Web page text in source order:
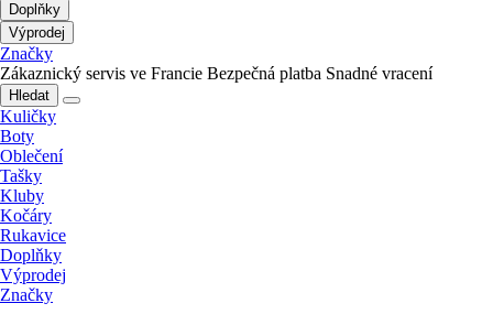
Doplňky
Výprodej
Značky
Zákaznický servis ve Francie Bezpečná platba Snadné vracení
Hledat
Kuličky
Boty
Oblečení
Tašky
Kluby
Kočáry
Rukavice
Doplňky
Výprodej
Značky